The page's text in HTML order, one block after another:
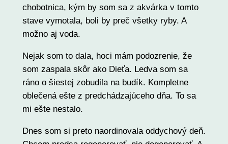
chobotnica, kým by som sa z akvárka v tomto
stave vymotala, boli by preč všetky ryby. A
možno aj voda.
Nejak som to dala, hoci mám podozrenie, že
som zaspala skôr ako Dieťa. Ledva som sa
ráno o šiestej zobudila na budík. Kompletne
oblečená ešte z predchádzajúceho dňa. To sa
mi ešte nestalo.
Dnes som si preto naordinovala oddychový deň.